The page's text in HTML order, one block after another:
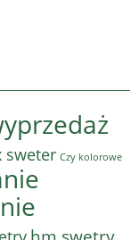
sweter Czy kolorowe